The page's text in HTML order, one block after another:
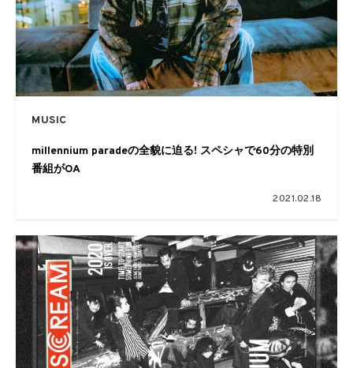
MUSIC
millennium paradeの全貌に迫る! スペシャで60分の特別
番組がOA
2021.02.18